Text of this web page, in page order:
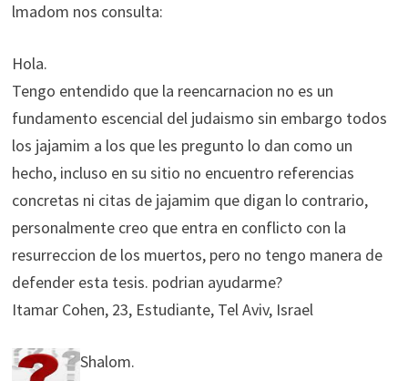
lmadom nos consulta:
Hola.
Tengo entendido que la reencarnacion no es un
fundamento escencial del judaismo sin embargo todos
los jajamim a los que les pregunto lo dan como un
hecho, incluso en su sitio no encuentro referencias
concretas ni citas de jajamim que digan lo contrario,
personalmente creo que entra en conflicto con la
resurreccion de los muertos, pero no tengo manera de
defender esta tesis. podrian ayudarme?
Itamar Cohen, 23, Estudiante, Tel Aviv, Israel
Shalom.